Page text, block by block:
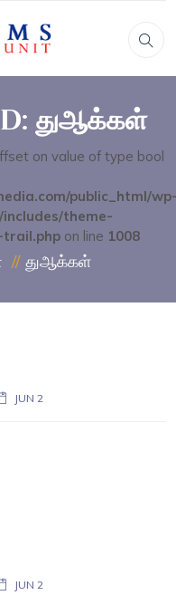
துஆக்கள்
on value of type bool
public_html/
theme-
trail.phpon line 1008
துஆக்கள்
JUN 2
JUN 2